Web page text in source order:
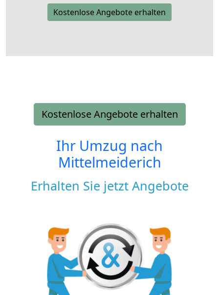
Kostenlose Angebote erhalten
Kostenlose Angebote erhalten
Ihr Umzug nach
Mittelmeiderich
Erhalten Sie jetzt Angebote